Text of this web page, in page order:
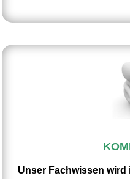
Unser Fachwissen